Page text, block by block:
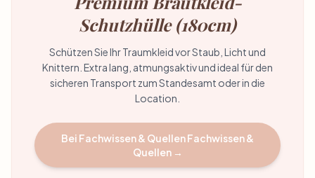
Schutzhülle (180cm)
Schützen Sie Ihr Traumkleid vor Staub, Licht und
Knittern. Extra lang, atmungsaktiv und ideal für den
sicheren Transport zum Standesamt oder in die
Location.
Bei Fachwissen & Quellen Fachwissen &
Quellen →